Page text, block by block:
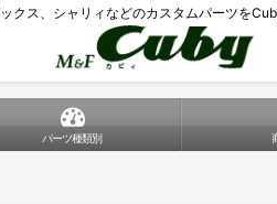
クス、シャリィなどのカスタムパーツを
パーツ種類別